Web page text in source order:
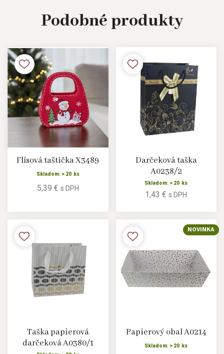
Podobné produkty
Flísová taštička X3489
Skladom: > 20 ks
5,39 € s DPH
Darčeková taška
A0238/2
Skladom: > 20 ks
1,43 €s DPH
Taška papierová
darčeková A0380/1
NOVINKA
Papierový obal A0214
Skladom: > 20 ks